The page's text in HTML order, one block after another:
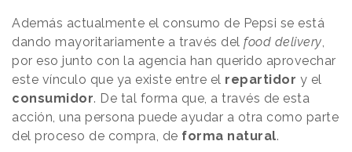
Además actualmente el consumo de Pepsi se está
dando mayoritariamente a través del food delivery,
por eso junto con la agencia han querido aprovechar
este vínculo que ya existe entre el repartidor y el
consumidor. De tal forma que, a través de esta
acción, una persona puede ayudar a otra como parte
del proceso de compra, de forma natural.